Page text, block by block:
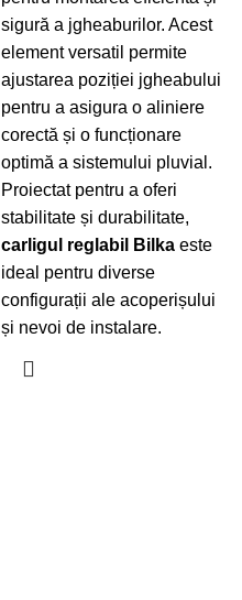
sigură a jgheaburilor. Acest
element versatil permite
ajustarea poziției jgheabului
pentru a asigura o aliniere
corectă și o funcționare
optimă a sistemului pluvial.
Proiectat pentru a oferi
stabilitate și durabilitate,
carligul reglabil Bilka este
ideal pentru diverse
configurații ale acoperișului
și nevoi de instalare.